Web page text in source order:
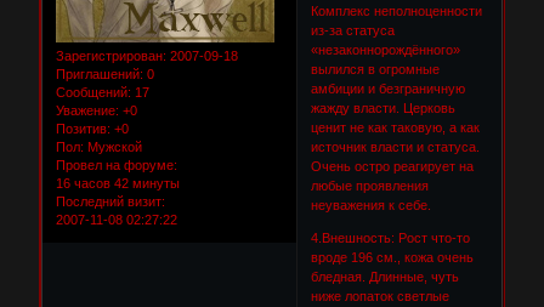
Зарегистрирован: 2007-09-18
Приглашений: 0
Сообщений: 17
Уважение: +0
Позитив: +0
Пол: Мужской
Провел на форуме:
16 часов 42 минуты
Последний визит:
2007-11-08 02:27:22
Комплекс неполноценности
из-за статуса
«незаконнорождённого»
вылился в огромные
амбиции и безграничную
жажду власти. Церковь
ценит не как таковую, а как
источник власти и статуса.
Очень остро реагирует на
любые проявления
неуважения к себе.
4.Внешность: Рост что-то
вроде 196 см., кожа очень
бледная. Длинные, чуть
ниже лопаток светлые